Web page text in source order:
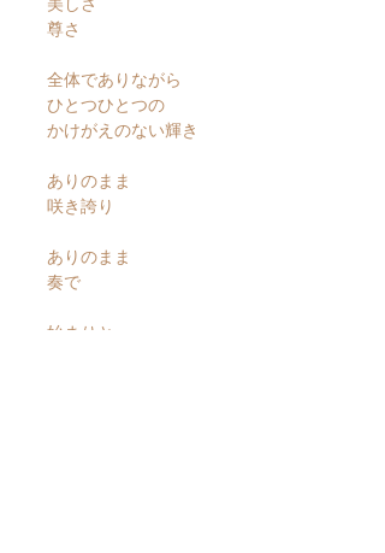
美しさ
尊さ
全体でありながら
ひとつひとつの
かけがえのない輝き
ありのまま
咲き誇り
ありのまま
奏で
始まりと